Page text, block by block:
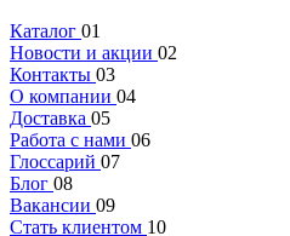
Каталог 01
Новости и акции 02
Контакты 03
О компании 04
Доставка 05
Работа с нами 06
Глоссарий 07
Блог 08
Вакансии 09
Стать клиентом 10